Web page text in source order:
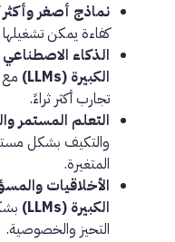
نماذج أصغر وأكثر
كفاءة يمكن
الذكاء
الكبيرة (LLMs)
مع
تجارب أكثر ثراءً.
التعلم المستمر
والتكيف بشكل
المتغيرة.
الأخلاقيات
الكبيرة (LLMs)
التحيز والخصوصية.